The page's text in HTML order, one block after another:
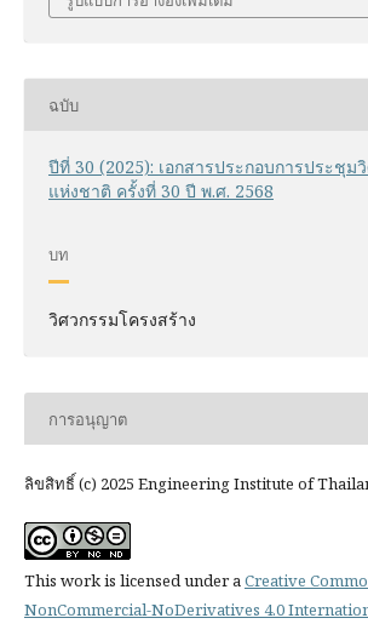
ฉบับ
ปีที่ 30 (2025): เอกสารประกอบการประชุม
แห่งชาติ ครั้งที่ 30 ปี พ.ศ. 2568
บท
วิศวกรรมโครงสร้าง
การอนุญาต
ลิขสิทธิ์ (c) 2025 Engineering Institute of
This work is licensed under aCreative
NonCommercial-NoDerivatives 4.0